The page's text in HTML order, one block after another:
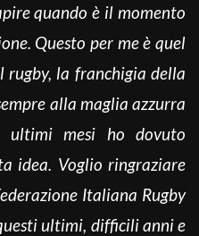
quando è il momento
Questo per me è quel
rugby, la franchigia della
alla maglia azzurra
mesi ho dovuto
idea. Voglio ringraziare
Italiana Rugby
ultimi, difficili anni e